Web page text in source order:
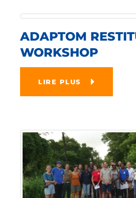
ADAPTOM
WORKSHOP
LIRE PLUS